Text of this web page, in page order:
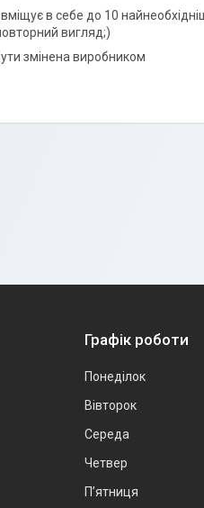
в себе до 10
вигляд;)
змінена виробником
Графік роботи
Понеділок
Вівторок
Середа
Четвер
Пʼятниця